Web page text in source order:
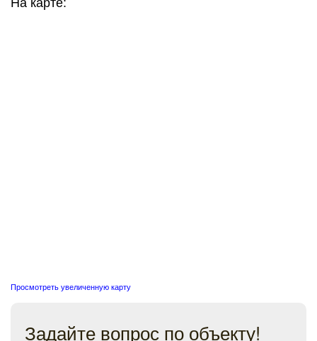
На карте:
Просмотреть увеличенную карту
Задайте вопрос по объекту!